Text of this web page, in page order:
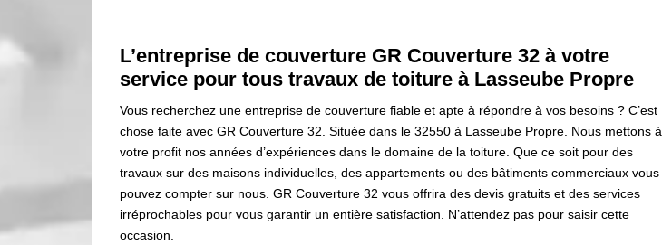
L’entreprise de couverture GR Couverture 32 à votre
service pour tous travaux de toiture à Lasseube Propre
Vous recherchez une entreprise de couverture fiable et apte à répondre à vos besoins ? C’est
chose faite avec GR Couverture 32. Située dans le 32550 à Lasseube Propre. Nous mettons à
votre profit nos années d’expériences dans le domaine de la toiture. Que ce soit pour des
travaux sur des maisons individuelles, des appartements ou des bâtiments commerciaux vous
pouvez compter sur nous. GR Couverture 32 vous offrira des devis gratuits et des services
irréprochables pour vous garantir un entière satisfaction. N’attendez pas pour saisir cette
occasion.